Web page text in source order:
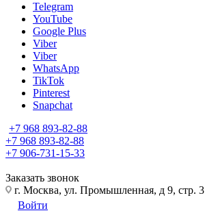
Telegram
YouTube
Google Plus
Viber
Viber
WhatsApp
TikTok
Pinterest
Snapchat
+7 968 893-82-88
+7 968 893-82-88
+7 906-731-15-33
Заказать звонок
г. Москва, ул. Промышленная, д 9, стр. 3
Войти